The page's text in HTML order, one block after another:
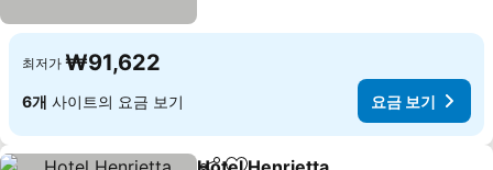
최저가 ₩91,622
6개 사이트의 요금 보기 요금 보기